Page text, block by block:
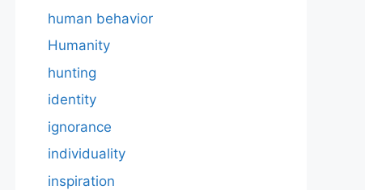
human behavior
Humanity
hunting
identity
ignorance
individuality
inspiration